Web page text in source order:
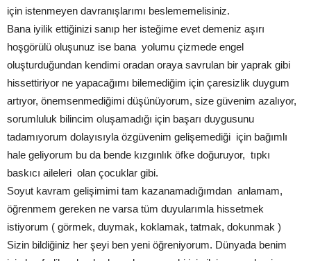
için istenmeyen davranışlarımı beslememelisiniz.
Bana iyilik ettiğinizi sanıp her isteğime evet demeniz aşırı
hoşgörülü oluşunuz ise bana yolumu çizmede engel
oluşturduğundan kendimi oradan oraya savrulan bir yaprak gibi
hissettiriyor ne yapacağımı bilemediğim için çaresizlik duygum
artıyor, önemsenmediğimi düşünüyorum, size güvenim azalıyor,
sorumluluk bilincim oluşamadığı için başarı duygusunu
tadamıyorum dolayısıyla özgüvenim gelişemediği için bağımlı
hale geliyorum bu da bende kızgınlık öfke doğuruyor, tıpkı
baskıcı aileleri olan çocuklar gibi.
Soyut kavram gelişimimi tam kazanamadığımdan anlamam,
öğrenmem gereken ne varsa tüm duyularımla hissetmek
istiyorum ( görmek, duymak, koklamak, tatmak, dokunmak )
Sizin bildiğiniz her şeyi ben yeni öğreniyorum. Dünyada benim